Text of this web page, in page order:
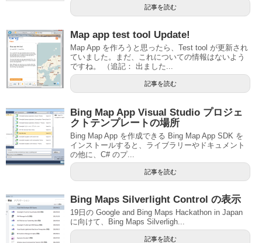
記事を読む
Map app test tool Update!
Map App を作ろうと思ったら、Test tool が更新され
ていました。まだ、これについての情報はないよう
ですね。 （追記： 出ました...
記事を読む
Bing Map App Visual Studio プロジェ
クトテンプレートの場所
Bing Map App を作成できる Bing Map App SDK を
インストールすると、ライブラリーやドキュメント
の他に、C# のプ...
記事を読む
Bing Maps Silverlight Control の表示
19日の Google and Bing Maps Hackathon in Japan
に向けて、Bing Maps Silverligh...
記事を読む